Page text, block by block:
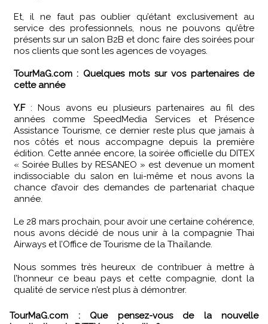
Et, il ne faut pas oublier qu’étant exclusivement au
service des professionnels, nous ne pouvons qu’être
présents sur un salon B2B et donc faire des soirées pour
nos clients que sont les agences de voyages.
TourMaG.com : Quelques mots sur vos partenaires de
cette année
Y.F: Nous avons eu plusieurs partenaires au fil des
années comme SpeedMedia Services et Présence
Assistance Tourisme, ce dernier reste plus que jamais à
nos côtés et nous accompagne depuis la première
édition. Cette année encore, la soirée officielle du DITEX
« Soirée Bulles by RESANEO » est devenue un moment
indissociable du salon en lui-même et nous avons la
chance d’avoir des demandes de partenariat chaque
année.
Le 28 mars prochain, pour avoir une certaine cohérence,
nous avons décidé de nous unir à la compagnie Thai
Airways et l’Office de Tourisme de la Thaïlande.
Nous sommes très heureux de contribuer à mettre à
l’honneur ce beau pays et cette compagnie, dont la
qualité de service n’est plus à démontrer.
TourMaG.com : Que pensez-vous de la nouvelle